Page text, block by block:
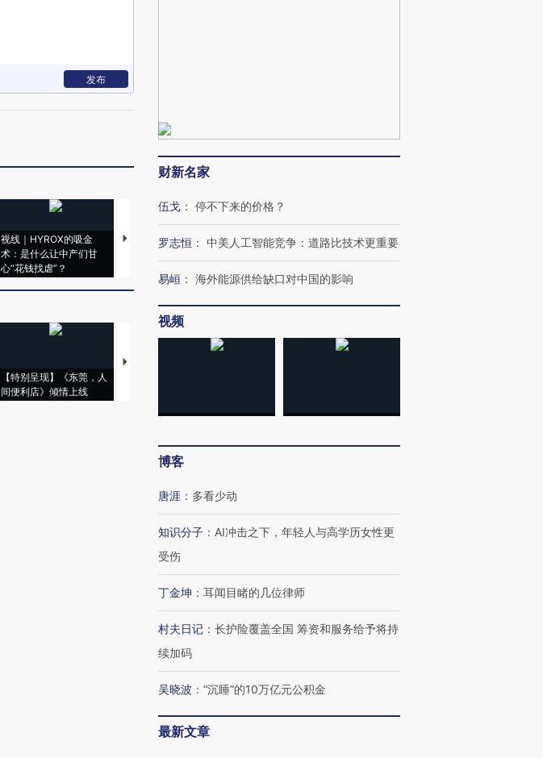
发布
视线｜HYROX的吸金
术：是什么让中产们甘
心“花钱找虐”？
马航飞行员跨国走私7万
视线｜被称为“蟑螂”的印
视线｜“入侵”还是“人道危
【特别呈现】《东莞，人
间便利店》倾情上线
【推广】走进第四届链博
财新名家
伍戈 ： 停不下来的价格？
罗志恒 ： 中美人工智能竞争：道路比技术更重要
易峘 ： 海外能源供给缺口对中国的影响
视频
博客
唐涯 ： 多看少动
知识分子 ： AI冲击之下，年轻人与高学历女性更
受伤
丁金坤 ： 耳闻目睹的几位律师
村夫日记 ： 长护险覆盖全国 筹资和服务给予将持
续加码
吴晓波 ： “沉睡”的10万亿元公积金
最新文章